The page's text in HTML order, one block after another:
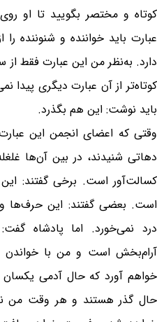
کوتاه و مختصر بگویید تا او
عبارت باید خواننده و شنوننده
دارد. به‌نظر من این عبارت فقط از
کوتاه‌تر از آن عبارت دیگری پیدا
باید نوشت: این هم بگذرد.
وقتی که اعضای انجمن این
دهاتی شنیدند، در بین آن‌ها
کسالت‌آور است. برخی گفتند:
است. بعضی گفتند: این حرف‌ها
درد نمی‌خورد. اما پادشاه
آرام‌بخش است و من با خواندن
خواهم آورد که حال آدمی
حال گذر هستند و هر وقت من